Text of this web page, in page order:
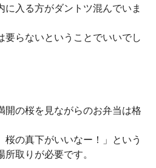
に入る方がダントツ混んでいま
要らないということでいいでし
開の桜を見ながらのお弁当は格
の真下がいいなー！」という
取りが必要です。